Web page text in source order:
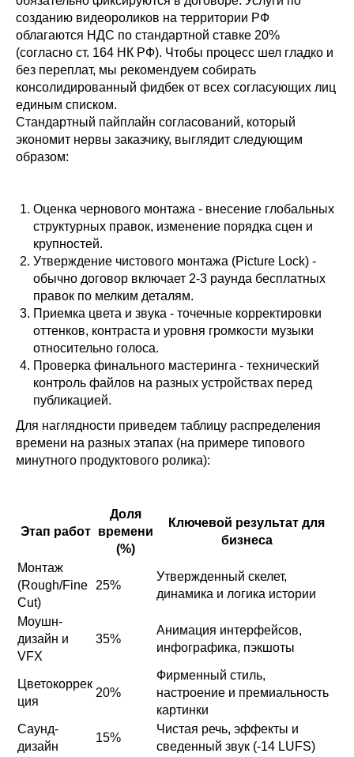
созданию видеороликов на территории РФ
облагаются НДС по стандартной ставке 20%
(согласно ст. 164 НК РФ). Чтобы процесс шел гладко и
без переплат, мы рекомендуем собирать
консолидированный фидбек от всех согласующих лиц
единым списком.
Стандартный пайплайн согласований, который
экономит нервы заказчику, выглядит следующим
образом:
Оценка чернового монтажа - внесение глобальных
структурных правок, изменение порядка сцен и
крупностей.
Утверждение чистового монтажа (Picture Lock) -
обычно договор включает 2-3 раунда бесплатных
правок по мелким деталям.
Приемка цвета и звука - точечные корректировки
оттенков, контраста и уровня громкости музыки
относительно голоса.
Проверка финального мастеринга - технический
контроль файлов на разных устройствах перед
публикацией.
Для наглядности приведем таблицу распределения
времени на разных этапах (на примере типового
минутного продуктового ролика):
Этап работ
Доля
времени
(%)
Ключевой результат для
бизнеса
Монтаж
(Rough/Fine
Cut)
25%
Утвержденный скелет,
динамика и логика истории
Моушн-
дизайн и
VFX
35%
Анимация интерфейсов,
инфографика, пэкшоты
Цветокоррек
ция
20%
Фирменный стиль,
настроение и премиальность
картинки
Саунд-
дизайн
15%
Чистая речь, эффекты и
сведенный звук (-14 LUFS)